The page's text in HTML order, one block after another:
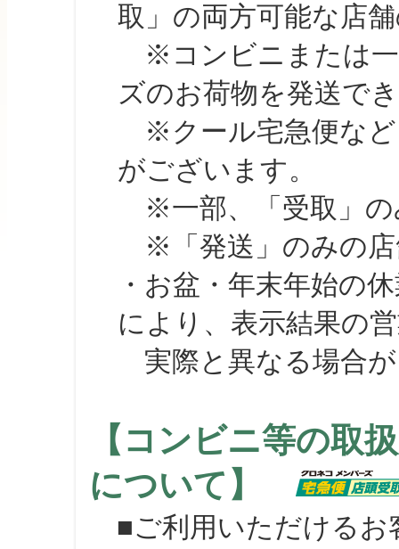
取」の両方可能な店
※コンビニまたは一
ズのお荷物を発送で
※クール宅急便など
がございます。
※一部、「受取」の
※「発送」のみの店
・お盆・年末年始の
により、表示結果の
実際と異なる場合が
【コンビニ等の取
について】
■ご利用いただけるお